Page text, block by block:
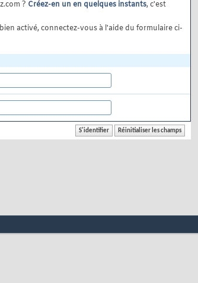
? Créez-en un en quelques instants, c'est
activé, connectez-vous à l'aide du formulaire ci-